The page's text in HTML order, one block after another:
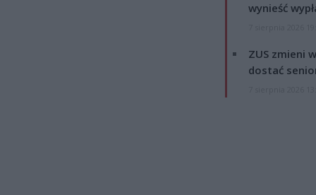
wynieść
ZUS zmieni
dostać